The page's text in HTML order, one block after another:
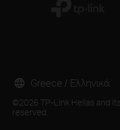
©2026 TP-Link Hellas and
reserved.
Greece / Ελληνικά